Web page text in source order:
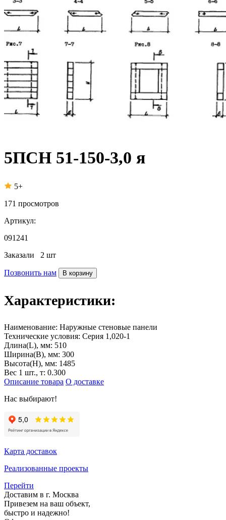
5ПСН 51-150-3,0 я
5+
171 просмотров
Артикул:
091241
Заказали 2 шт
Позвонить нам В корзину
Характеристики:
Наименование: Наружные стеновые панели
Технические условия: Серия 1,020-1
Длина(L), мм: 510
Ширина(B), мм: 300
Высота(H), мм: 1485
Вес 1 шт., т: 0.300
Описание товара О доставке
Нас выбирают!
Карта доставок
Реализованные проекты
Перейти
Доставим в г. Москва
Привезем на ваш объект,
быстро и надежно!